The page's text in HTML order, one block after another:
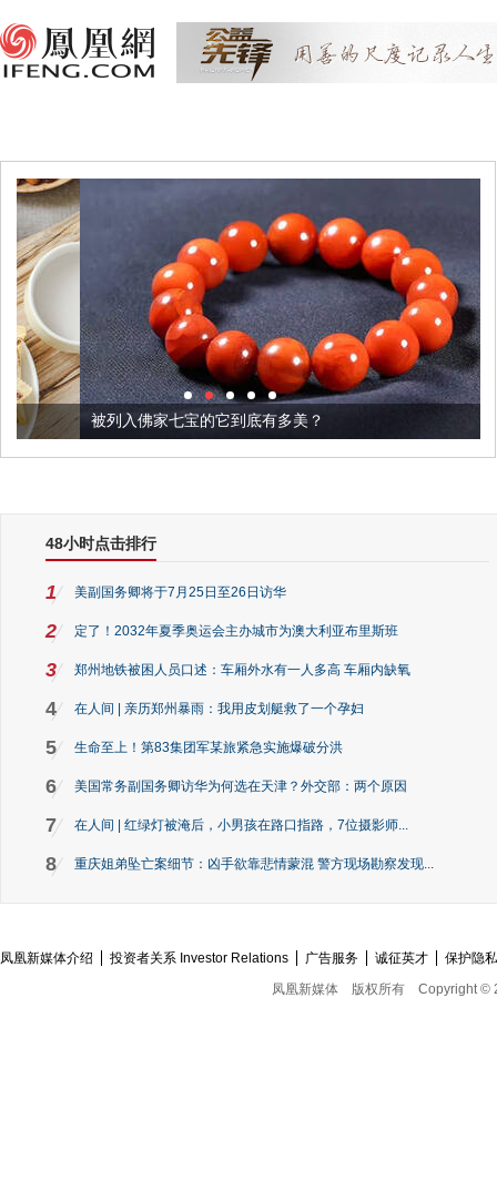
被列入佛家七宝的它到底有多美？
48小时点击排行
1 美副国务卿将于7月25日至26日访华
2 定了！2032年夏季奥运会主办城市为澳大利亚布里斯班
3 郑州地铁被困人员口述：车厢外水有一人多高 车厢内缺氧
4 在人间 | 亲历郑州暴雨：我用皮划艇救了一个孕妇
5 生命至上！第83集团军某旅紧急实施爆破分洪
6 美国常务副国务卿访华为何选在天津？外交部：两个原因
7 在人间 | 红绿灯被淹后，小男孩在路口指路，7位摄影师...
8 重庆姐弟坠亡案细节：凶手欲靠悲情蒙混 警方现场勘察发现...
凤凰新媒体介绍 投资者关系 Investor Relations 广告服务 诚征英才
保护隐
凤凰新媒体
版权所有 Copyright ©